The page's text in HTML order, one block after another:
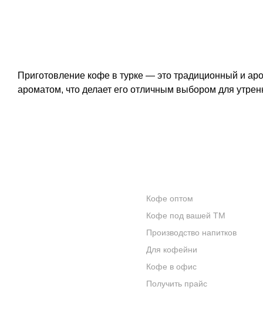
Приготовление кофе в турке — это традиционный и
ароматом, что делает его отличным выбором для
Кофе оптом
Кофе под вашей ТМ
Производство напитков
Для кофейни
Кофе в офис
Получить прайс